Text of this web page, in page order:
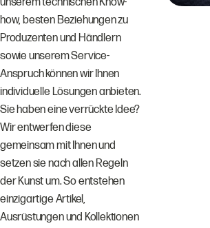
how, besten Beziehungen zu
Produzenten und Händlern
sowie unserem Service-
Anspruch können wir Ihnen
individuelle Lösungen anbieten.
Sie haben eine verrückte Idee?
Wir entwerfen diese
gemeinsam mit Ihnen und
setzen sie nach allen Regeln
der Kunst um. So entstehen
einzigartige Artikel,
Ausrüstungen und Kollektionen